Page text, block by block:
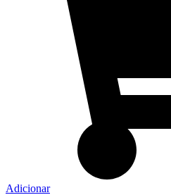
Adicionar